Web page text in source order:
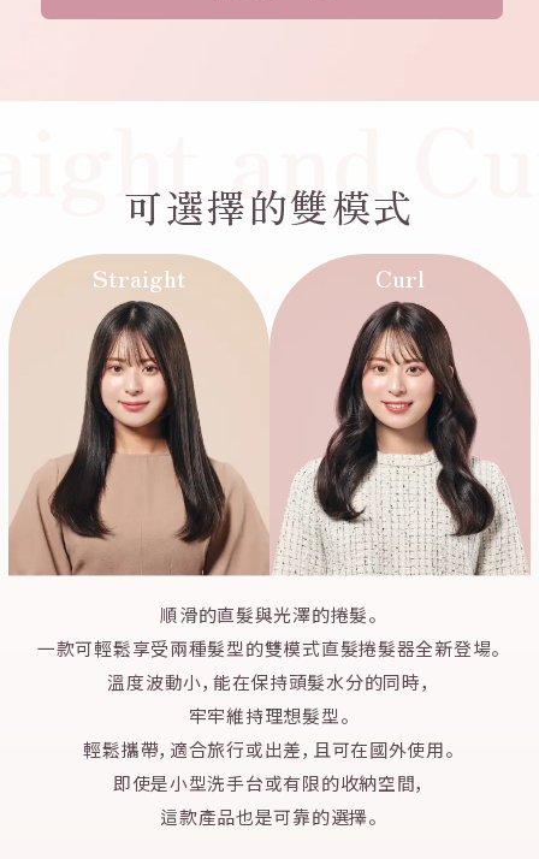
and
可選擇的雙模式
Straight Curl
順滑的直髮與光澤的捲髮。
一款可輕鬆享受兩種髮型的雙模式直髮捲髮器全新登場。
溫度波動小，能在保持頭髮水分的同時，
牢牢維持理想髮型。
輕鬆攜帶，適合旅行或出差，且可在國外使用。
即使是小型洗手台或有限的收納空間，
這款產品也是可靠的選擇。